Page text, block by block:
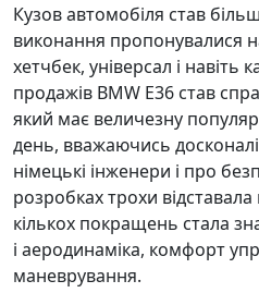
Кузов автомобіля став
виконання пропонувалися
хетчбек, універсал і навіть
продажів BMW E36 став
який має величезну
день, вважаючись
німецькі інженери і про
розробках трохи відставала
кількох покращень стала
і аеродинаміка, комфорт
маневрування.